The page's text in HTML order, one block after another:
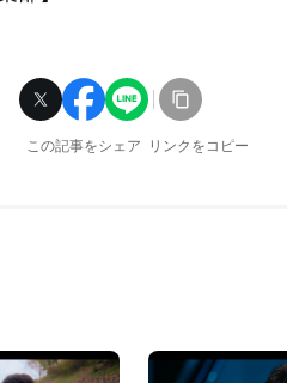
この記事をシェア リンクをコピー